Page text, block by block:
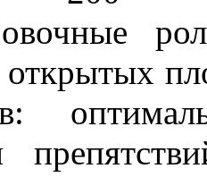
открытых